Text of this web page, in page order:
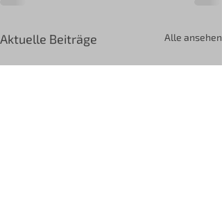
Aktuelle Beiträge Alle ansehen